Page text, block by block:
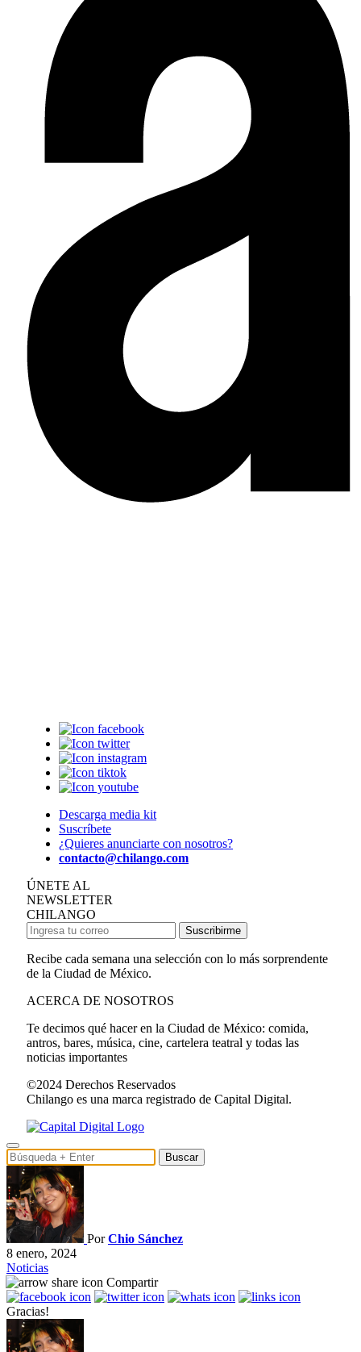
Descarga media kit
Suscríbete
¿Quieres anunciarte con nosotros?
contacto@chilango.com
ÚNETE AL
NEWSLETTER
CHILANGO
Suscribirme
Recibe cada semana una selección con lo más sorprendente
de la Ciudad de México.
ACERCA DE NOSOTROS
Te decimos qué hacer en la Ciudad de México: comida,
antros, bares, música, cine, cartelera teatral y todas las
noticias importantes
©2024 Derechos Reservados
Chilango es una marca registrado de Capital Digital.
Buscar
PorChio Sánchez
8 enero, 2024
Noticias
Compartir
Gracias!